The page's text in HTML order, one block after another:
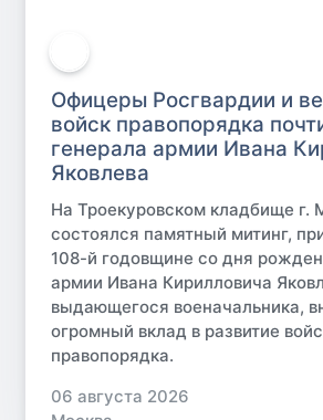
Офицеры Росгвардии и
войск правопорядка
генерала армии Ивана
Яковлева
На Троекуровском кладбище г.
состоялся памятный митинг,
108-й годовщине со дня
армии Ивана Кирилловича
выдающегося военачальника,
огромный вклад в развитие
правопорядка.
06 августа 2026